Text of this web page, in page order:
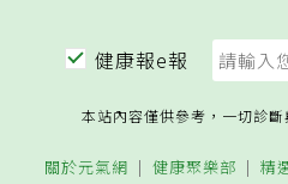
健康報e報
本站內容僅供參考，一切診
關於元氣網 健康聚樂部 精